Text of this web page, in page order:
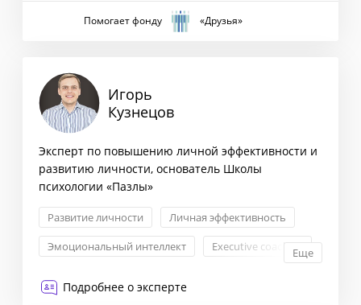
Помогает фонду «Друзья»
Игорь
Кузнецов
Эксперт по повышению личной эффективности и
развитию личности, основатель Школы
психологии «Пазлы»
Развитие личности
Личная эффективность
Эмоциональный интеллект
Еxecutive coachingЕще
Подробнее о эксперте